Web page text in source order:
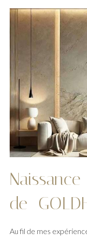
Naissance
de
Au fil de mes